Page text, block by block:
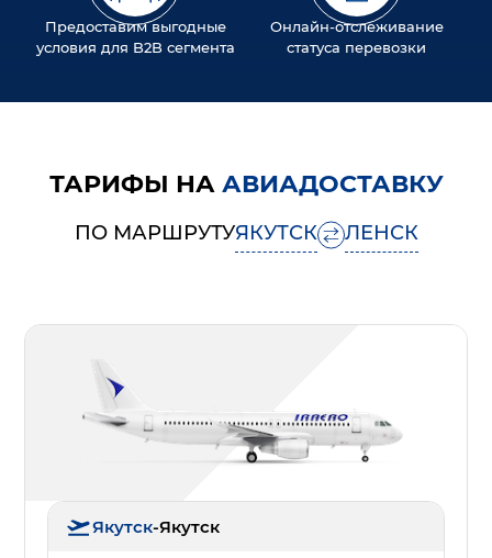
Предоставим выгодные
условия для B2B сегмента
Онлайн-отслеживание
статуса перевозки
ТАРИФЫ НА АВИАДОСТАВКУ
ПО МАРШРУТУЯКУТСК ЛЕНСК
Якутск-Якутск